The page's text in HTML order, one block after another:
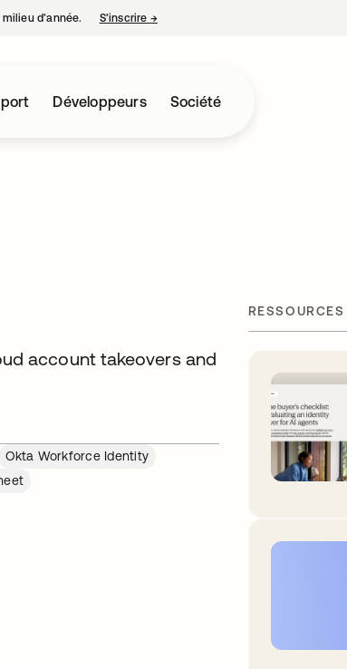
d’année. S’inscrire →s’ouvre dans un nouvel onglet
Développeurs Société
account takeovers and
Okta Workforce Identity